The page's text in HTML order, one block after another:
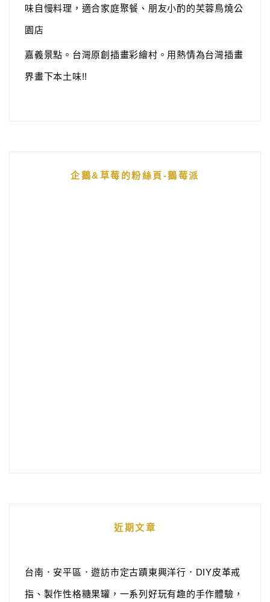
味自慢料理，適合家庭聚餐、朋友小酌的芙蓉鳥燒公
園店
嘉義景點。台灣原創插畫彩繪村。用熱情為台灣插畫
界畫下本土味!!
企鵝&草莓的粉絲頁-鵝莓派
近期文章
台南．安平區．遊訪市定古蹟東興洋行．DIY皮革戒
指、製作性格糖果罐，一系列好玩有趣的手作體驗，